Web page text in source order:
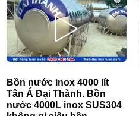
Bồn nước inox 4000 lít
Tân Á Đại Thành. Bồn
nước 4000L inox SUS304